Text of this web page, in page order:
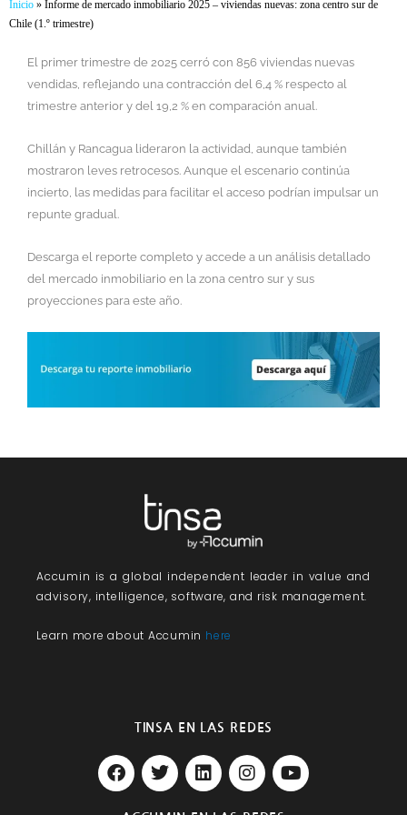
Inicio » Informe de mercado inmobiliario 2025 – viviendas nuevas: zona centro sur de
Chile (1.º trimestre)
El primer trimestre de 2025 cerró con 856 viviendas nuevas
vendidas, reflejando una contracción del 6,4 % respecto al
trimestre anterior y del 19,2 % en comparación anual.
Chillán y Rancagua lideraron la actividad, aunque también
mostraron leves retrocesos. Aunque el escenario continúa
incierto, las medidas para facilitar el acceso podrían impulsar un
repunte gradual.
Descarga el reporte completo y accede a un análisis detallado
del mercado inmobiliario en la zona centro sur y sus
proyecciones para este año.
Accumin is a global independent leader in value and
advisory, intelligence, software, and risk management.
Learn more about Accumin here
TINSA EN LAS REDES
F
a
T
w
L
i
I
n
Y
o